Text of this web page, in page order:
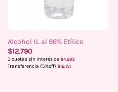
Alcohol 1L al 96% Etílico
$12.790
3 cuotas sin interés de $4.263
Transferencia (5%off) $12.151